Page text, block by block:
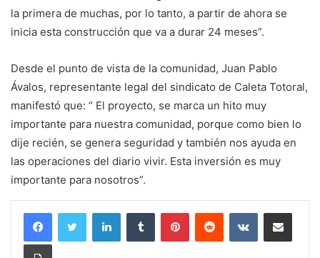
la primera de muchas, por lo tanto, a partir de ahora se
inicia esta construcción que va a durar 24 meses”.
Desde el punto de vista de la comunidad, Juan Pablo
Ávalos, representante legal del sindicato de Caleta Totoral,
manifestó que: “ El proyecto, se marca un hito muy
importante para nuestra comunidad, porque como bien lo
dije recién, se genera seguridad y también nos ayuda en
las operaciones del diario vivir. Esta inversión es muy
importante para nosotros”.
LinkedInTumblr PinterestReddit VKontakteCompartir por
Imprimir